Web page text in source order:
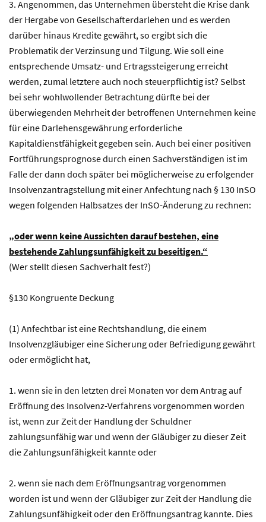
3. Angenommen, das Unternehmen übersteht die Krise dank
der Hergabe von Gesellschafterdarlehen und es werden
darüber hinaus Kredite gewährt, so ergibt sich die
Problematik der Verzinsung und Tilgung. Wie soll eine
entsprechende Umsatz- und Ertragssteigerung erreicht
werden, zumal letztere auch noch steuerpflichtig ist? Selbst
bei sehr wohlwollender Betrachtung dürfte bei der
überwiegenden Mehrheit der betroffenen Unternehmen keine
für eine Darlehensgewährung erforderliche
Kapitaldienstfähigkeit gegeben sein. Auch bei einer positiven
Fortführungsprognose durch einen Sachverständigen ist im
Falle der dann doch später bei möglicherweise zu erfolgender
Insolvenzantragstellung mit einer Anfechtung nach § 130 InSO
wegen folgenden Halbsatzes der InSO-Änderung zu rechnen:
„oder wenn keine Aussichten darauf bestehen, eine
bestehende Zahlungsunfähigkeit zu beseitigen.“
(Wer stellt diesen Sachverhalt fest?)
§130 Kongruente Deckung
(1) Anfechtbar ist eine Rechtshandlung, die einem
Insolvenzgläubiger eine Sicherung oder Befriedigung gewährt
oder ermöglicht hat,
1. wenn sie in den letzten drei Monaten vor dem Antrag auf
Eröffnung des Insolvenz-Verfahrens vorgenommen worden
ist, wenn zur Zeit der Handlung der Schuldner
zahlungsunfähig war und wenn der Gläubiger zu dieser Zeit
die Zahlungsunfähigkeit kannte oder
2. wenn sie nach dem Eröffnungsantrag vorgenommen
worden ist und wenn der Gläubiger zur Zeit der Handlung die
Zahlungsunfähigkeit oder den Eröffnungsantrag kannte. Dies